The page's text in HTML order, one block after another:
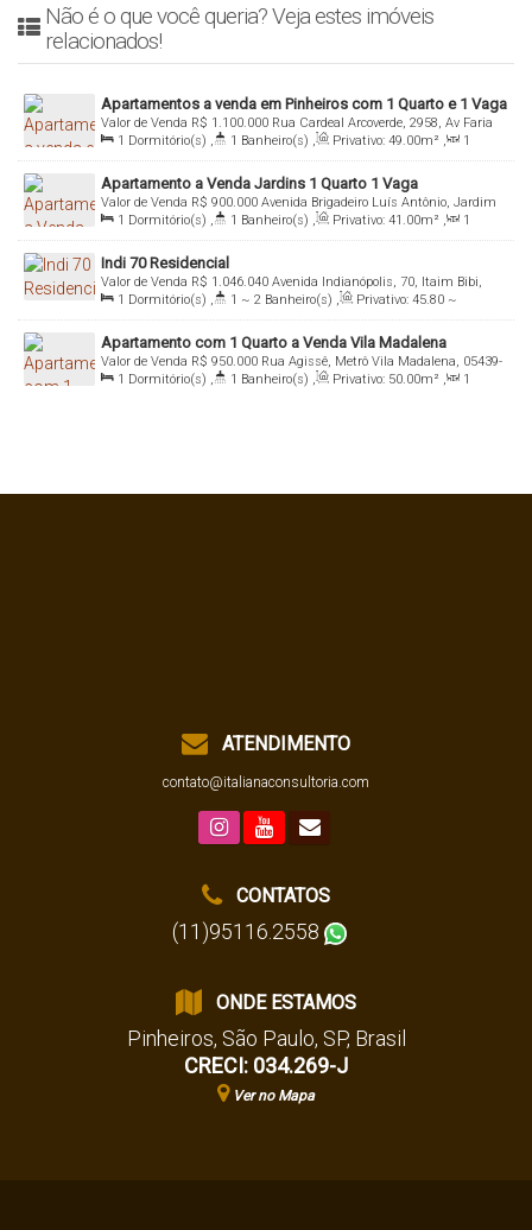
Não é o que você queria? Veja estes imóveis
relacionados!
Apartamentos a venda em Pinheiros com 1 Quarto e 1 Vaga
R$ 1.100.000
Valor de Venda
Rua Cardeal Arcoverde, 2958, Av Faria
Lima, 05408-003, Pinheiros, São Paulo, São Paulo, Brasil
1 Dormitório(s) , 1 Banheiro(s) , Privativo: 49.00m² ,
1
Sala(s) , 1 Suíte(s) , Total: 49.00m² , 1 Vaga(s) ,
Útil:
49.00m²
Apartamento a Venda Jardins 1 Quarto 1 Vaga
R$ 900.000
Valor de Venda
Avenida Brigadeiro Luís Antônio, Jardim
Paulista, 01402-001, Jardins, São Paulo, São Paulo, Brasil
1 Dormitório(s) , 1 Banheiro(s) , Privativo: 41 .00m² ,
1
Sala(s) , 1 Suíte(s) , Total: 41.00m² , 1 Vaga(s) ,
Útil:
41.00m²
Indi 70 Residencial
R$ 1.046.040
Valor de Venda
Avenida Indianópolis, 70, Itaim Bibi,
04062-000, Moema, São Paulo, São Paulo, Brasil
1 Dormitório(s) , 1 ~ 2 Banheiro(s) , Privativo: 45.80 ~
61.20m² , 1 Sala(s) , 1 Suíte(s) , Total: 45.00m² , 1 Vaga(s) ,
Útil: 45.00m²
Apartamento com 1 Quarto a Venda Vila Madalena
R$ 950.000
Valor de Venda
Rua Agissê, Metrô Vila Madalena, 05439-
010, Vila Madalena, São Paulo, São Paulo, Brasil
1 Dormitório(s) , 1 Banheiro(s) , Privativo: 50.00m² ,
1
ATENDIMENTO
contato@italianaconsultoria.com
CONTATOS
(11)95116.2558
ONDE ESTAMOS
Pinheiros, São Paulo, SP, Brasil
CRECI: 034.269-J
Ver no Mapa